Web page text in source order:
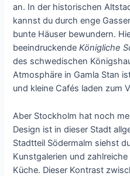
an. In der historischen
kannst du durch enge
bunte Häuser bewundern.
beeindruckendeKönigliche
des schwedischen
Atmosphäre in Gamla Stan
und kleine Cafés laden zum
Aber Stockholm hat noch
Design ist in dieser Stadt
Stadtteil Södermalm siehst
Kunstgalerien und
Küche. Dieser Kontrast